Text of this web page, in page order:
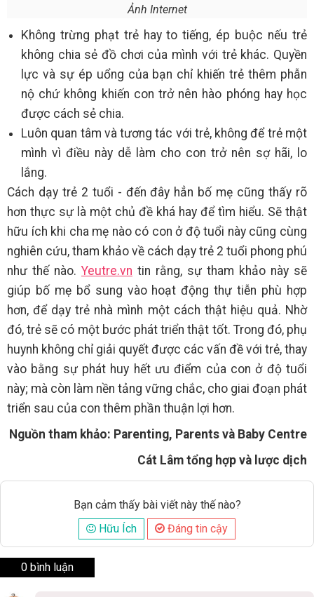
Ảnh Internet
Không trừng phạt trẻ hay to tiếng, ép buộc nếu trẻ
không chia sẻ đồ chơi của mình với trẻ khác. Quyền
lực và sự ép uổng của bạn chỉ khiến trẻ thêm phẫn
nộ chứ không khiến con trở nên hào phóng hay học
được cách sẻ chia.
Luôn quan tâm và tương tác với trẻ, không để trẻ một
mình vì điều này dễ làm cho con trở nên sợ hãi, lo
lắng.
Cách dạy trẻ 2 tuổi - đến đây hẳn bố mẹ cũng thấy rõ
hơn thực sự là một chủ đề khá hay để tìm hiểu. Sẽ thật
hữu ích khi cha mẹ nào có con ở độ tuổi này cũng cùng
nghiên cứu, tham khảo về cách dạy trẻ 2 tuổi phong phú
như thế nào. Yeutre.vn tin rằng, sự tham khảo này sẽ
giúp bố mẹ bổ sung vào hoạt động thự tiễn phù hợp
hơn, để dạy trẻ nhà mình một cách thật hiệu quả. Nhờ
đó, trẻ sẽ có một bước phát triển thật tốt. Trong đó, phụ
huynh không chỉ giải quyết được các vấn đề với trẻ, thay
vào bằng sự phát huy hết ưu điểm của con ở độ tuổi
này; mà còn làm nền tảng vững chắc, cho giai đoạn phát
triển sau của con thêm phần thuận lợi hơn.
Nguồn tham khảo: Parenting, Parents và Baby Centre
Cát Lâm tổng hợp và lược dịch
Bạn cảm thấy bài viết này thế nào?
Hữu Ích
Đáng tin cậy
0 bình luận